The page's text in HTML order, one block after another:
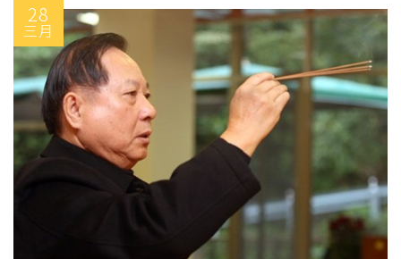
28
三月